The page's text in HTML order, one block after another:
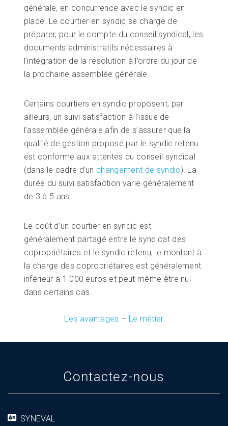
générale, en concurrence avec le syndic en
place. Le courtier en syndic se charge de
préparer, pour le compte du conseil syndical, les
documents administratifs nécessaires à
l’intégration de la résolution à l’ordre du jour de
la prochaine assemblée générale.
Certains courtiers en syndic proposent, par
ailleurs, un suivi satisfaction à l’issue de
l’assemblée générale afin de s’assurer que la
qualité de gestion proposé par le syndic retenu
est conforme aux attentes du conseil syndical
(dans le cadre d’un changement de syndic). La
durée du suivi satisfaction varie généralement
de 3 à 5 ans.
Le coût d’un courtier en syndic est
généralement partagé entre le syndicat des
copropriétaires et le syndic retenu, le montant à
la charge des copropriétaires est généralement
inférieur à 1 000 euros et peut même être nul
dans certains cas.
Les avantages – Le métier
Contactez-nous
SYNEVAL